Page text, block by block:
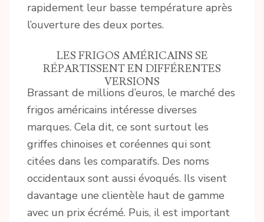
rapidement leur basse température après
l’ouverture des deux portes.
LES FRIGOS AMÉRICAINS SE
RÉPARTISSENT EN DIFFÉRENTES
VERSIONS
Brassant de millions d’euros, le marché des
frigos américains intéresse diverses
marques. Cela dit, ce sont surtout les
griffes chinoises et coréennes qui sont
citées dans les comparatifs. Des noms
occidentaux sont aussi évoqués. Ils visent
davantage une clientèle haut de gamme
avec un prix écrémé. Puis, il est important